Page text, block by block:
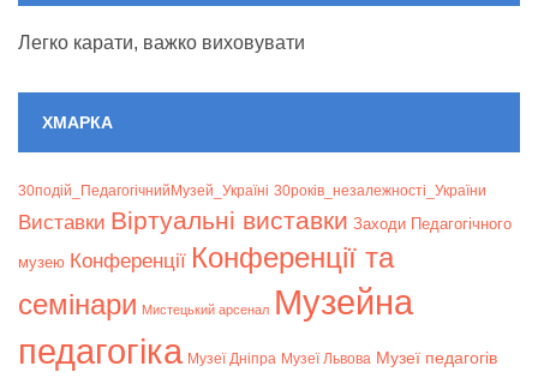
Легко карати, важко виховувати
ХМАРКА
30подій_ПедагогічнийМузей_Україні 30років_незалежності_України
Bиставки Віртуальні виставки Заходи Педагогічного
музею Конференції Конференції та
семінари Мистецький арсенал Музейна
педагогіка Музеї Дніпра Музеї Львова Музеї педагогів